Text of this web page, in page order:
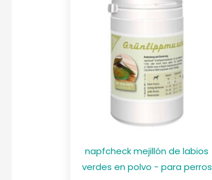
napfcheck mejillón de labios
verdes en polvo - para perros